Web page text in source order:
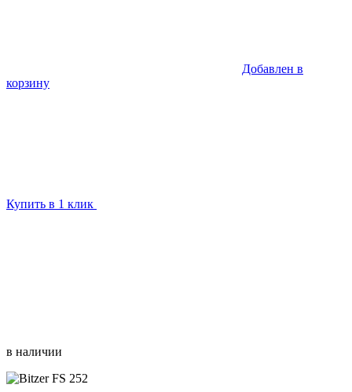
Добавлен в
корзину
Купить в 1 клик
в наличии